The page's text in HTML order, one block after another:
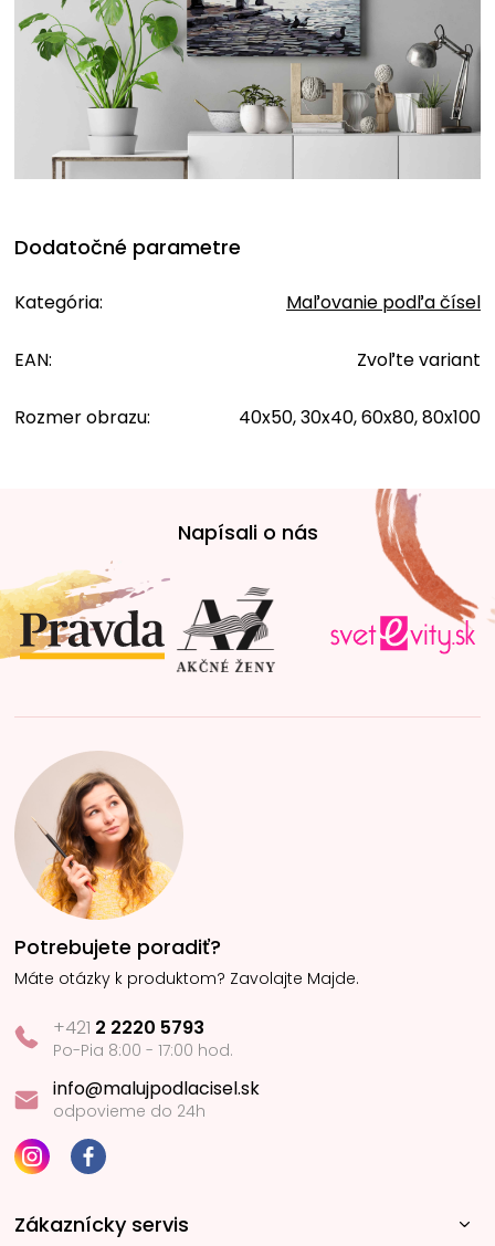
Dodatočné parametre
Kategória: Maľovanie podľa čísel
EAN: Zvoľte variant
Rozmer obrazu: 40x50, 30x40, 60x80, 80x100
t
i
e
Napísali o nás
Potrebujete poradiť?
Máte otázky k produktom? Zavolajte Majde.
+421 2 2220 5793
Po-Pia 8:00 - 17:00 hod.
info@malujpodlacisel.sk
odpovieme do 24h
Zákaznícky servis